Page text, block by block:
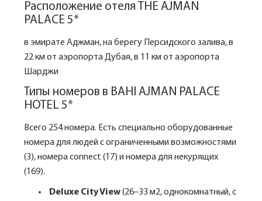
Расположение отеля THE AJMAN
PALACE 5*
в эмирате Аджман, на берегу Персидского залива, в
22 км от аэропорта Дубая, в 11 км от аэропорта
Шарджи
Типы номеров в BAHI AJMAN PALACE
HOTEL 5*
Всего 254 номера. Есть специально оборудованные
номера для людей с ограниченными возможностями
(3), номера connect (17) и номера для некурящих
(169).
Deluxe City View(26–33 м2, однокомнатный, с